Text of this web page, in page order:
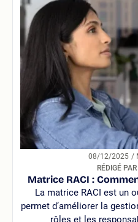
08/12/2025
RÉDIGÉ
Matrice RACI :
La matrice RACI est un
permet d’améliorer la
rôles et les